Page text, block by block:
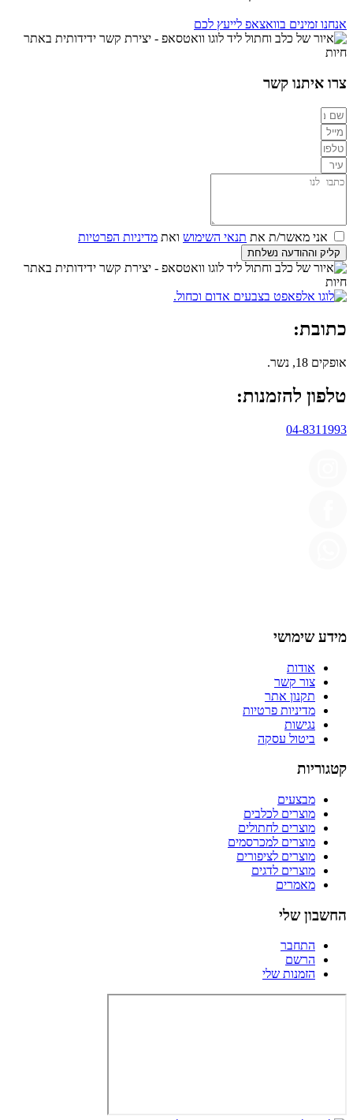
אנחנו זמינים בוואצאפ לייעץ לכם
צרו איתנו קשר
אני מאשר/ת את תנאי השימוש ואת מדיניות הפרטיות
קליק וההודעה נשלחת
כתובת:
אופקים 18, נשר.
טלפון להזמנות:
04-8311993
מידע שימושי
אודות
צור קשר
תקנון אתר
מדיניות פרטיות
נגישות
ביטול עסקה
קטגוריות
מבצעים
מוצרים לכלבים
מוצרים לחתולים
מוצרים למכרסמים
מוצרים לציפורים
מוצרים לדגים
מאמרים
החשבון שלי
התחבר
הרשם
הזמנות שלי